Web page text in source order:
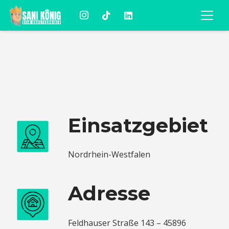
Einsatzgebiet
Nordrhein-Westfalen
Adresse
Feldhauser Straße 143 – 45896